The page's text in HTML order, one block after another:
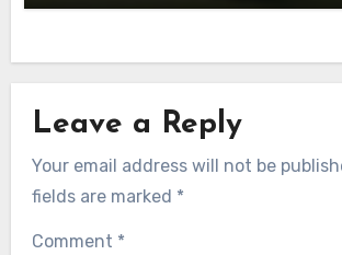
Leave a Reply
Your email address will not be
fields are marked *
Comment *